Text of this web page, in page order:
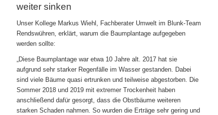
weiter sinken
Unser Kollege Markus Wiehl, Fachberater Umwelt im Blunk-Team
Rendswühren, erklärt, warum die Baumplantage aufgegeben
werden sollte:
„Diese Baumplantage war etwa 10 Jahre alt. 2017 hat sie
aufgrund sehr starker Regenfälle im Wasser gestanden. Dabei
sind viele Bäume quasi ertrunken und teilweise abgestorben. Die
Sommer 2018 und 2019 mit extremer Trockenheit haben
anschließend dafür gesorgt, dass die Obstbäume weiteren
starken Schaden nahmen. So wurden die Erträge sehr gering und